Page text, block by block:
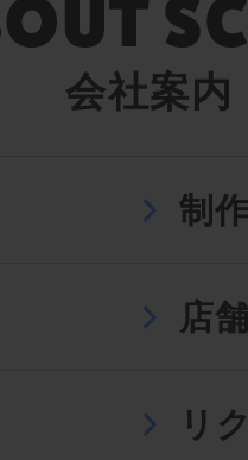
会社案内
制
店
リ